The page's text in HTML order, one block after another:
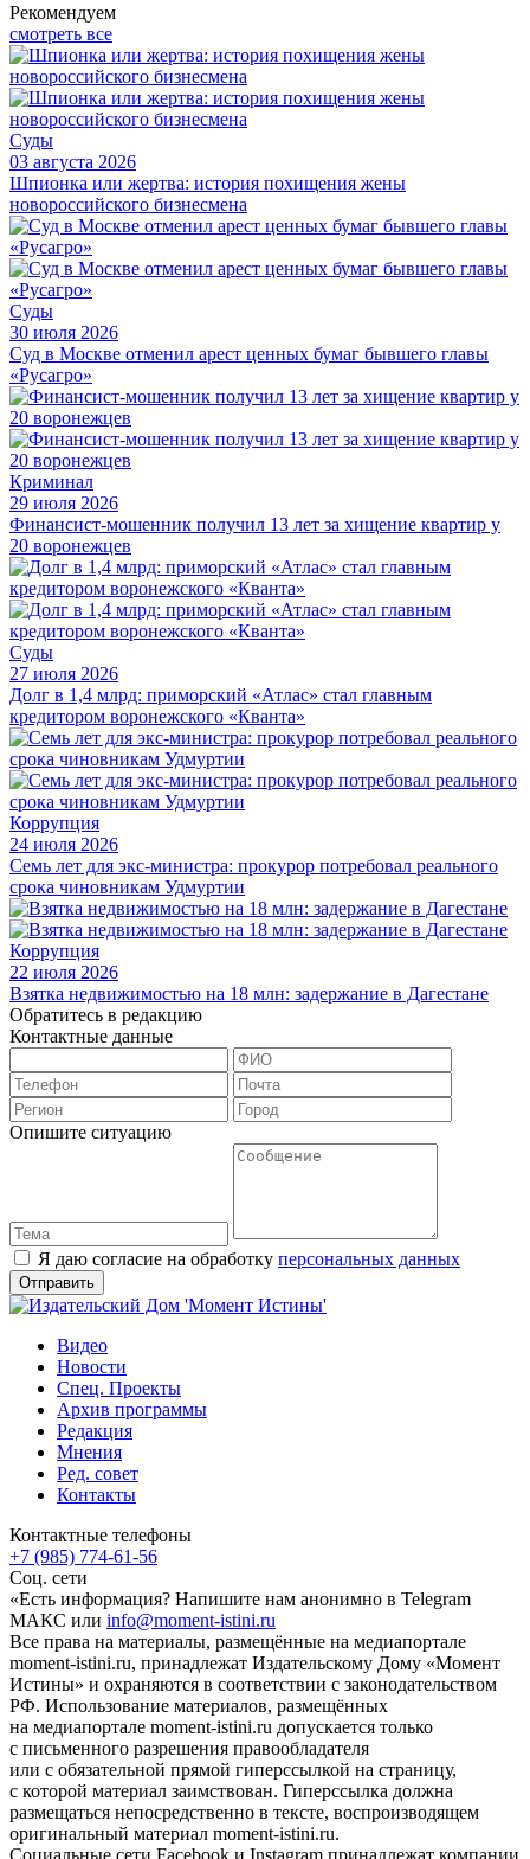
Рекомендуем
смотреть все
Суды
03 августа 2026
Шпионка или жертва: история похищения жены
новороссийского бизнесмена
Суды
30 июля 2026
Суд в Москве отменил арест ценных бумаг бывшего главы
«Русагро»
Криминал
29 июля 2026
Финансист-мошенник получил 13 лет за хищение квартир у
20 воронежцев
Суды
27 июля 2026
Долг в 1,4 млрд: приморский «Атлас» стал главным
кредитором воронежского «Кванта»
Коррупция
24 июля 2026
Семь лет для экс-министра: прокурор потребовал реального
срока чиновникам Удмуртии
Коррупция
22 июля 2026
Взятка недвижимостью на 18 млн: задержание в Дагестане
Обратитесь в редакцию
Контактные данные
Опишите ситуацию
Я даю согласие на обработку персональных данных
Видео
Новости
Спец. Проекты
Архив программы
Редакция
Мнения
Ред. совет
Контакты
Контактные телефоны
+7 (985) 774-61-56
Соц. сети
«Есть информация? Напишите нам анонимно в Telegram
МАКС или info@moment-istini.ru
Все права на материалы, размещённые на медиапортале
moment-istini.ru, принадлежат Издательскому Дому «Момент
Истины» и охраняются в соответствии с законодательством
РФ. Использование материалов, размещённых
на медиапортале moment-istini.ru допускается только
с письменного разрешения правообладателя
или с обязательной прямой гиперссылкой на страницу,
с которой материал заимствован. Гиперссылка должна
размещаться непосредственно в тексте, воспроизводящем
оригинальный материал moment-istini.ru.
Социальные сети Facebook и Instagram принадлежат компании